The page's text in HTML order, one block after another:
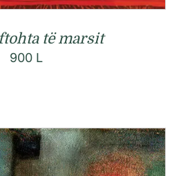
të marsit
900 L